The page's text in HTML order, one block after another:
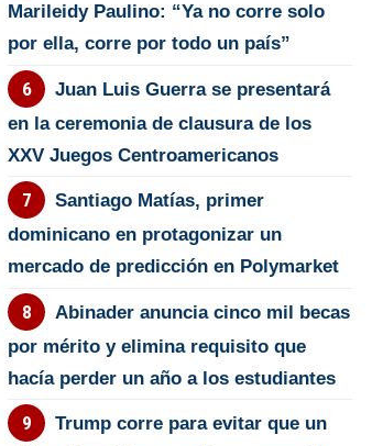
Marileidy Paulino: “Ya no corre solo
por ella, corre por todo un país”
Juan Luis Guerra se presentará
en la ceremonia de clausura de los
XXV Juegos Centroamericanos
Santiago Matías, primer
dominicano en protagonizar un
mercado de predicción en Polymarket
Abinader anuncia cinco mil becas
por mérito y elimina requisito que
hacía perder un año a los estudiantes
Trump corre para evitar que un